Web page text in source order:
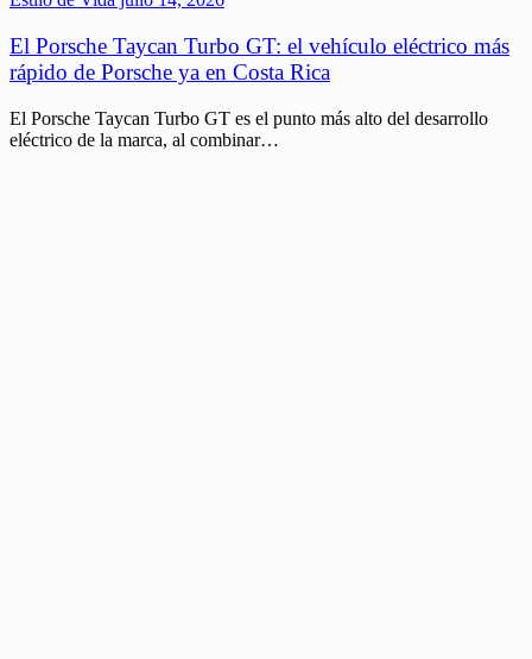
El Porsche Taycan Turbo GT: el vehículo eléctrico más
rápido de Porsche ya en Costa Rica
El Porsche Taycan Turbo GT es el punto más alto del desarrollo
eléctrico de la marca, al combinar…